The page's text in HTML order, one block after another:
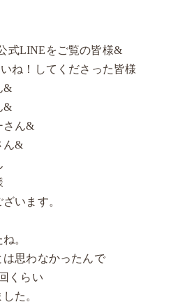
式LINEをご覧の皆様&
ね！してくださった皆様
&
&
さん&
ん&
います。
。
は思わなかったんで
くらい
た。